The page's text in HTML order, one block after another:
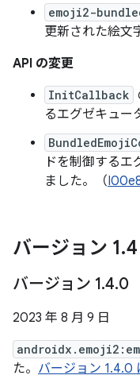
emoji2-
更新された絵文
API の変更
InitCallback
るエグゼキュー
ドを制御するエ
ました。（
バージョン 1.4
バージョン 1.4.0
2023 年 8 月 9 日
た。 バージョン 1.4.0